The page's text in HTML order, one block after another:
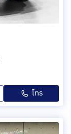
โทร